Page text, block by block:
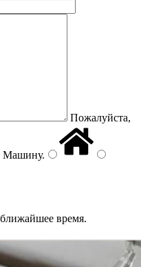
Пожалуйста,
Машину.
время.